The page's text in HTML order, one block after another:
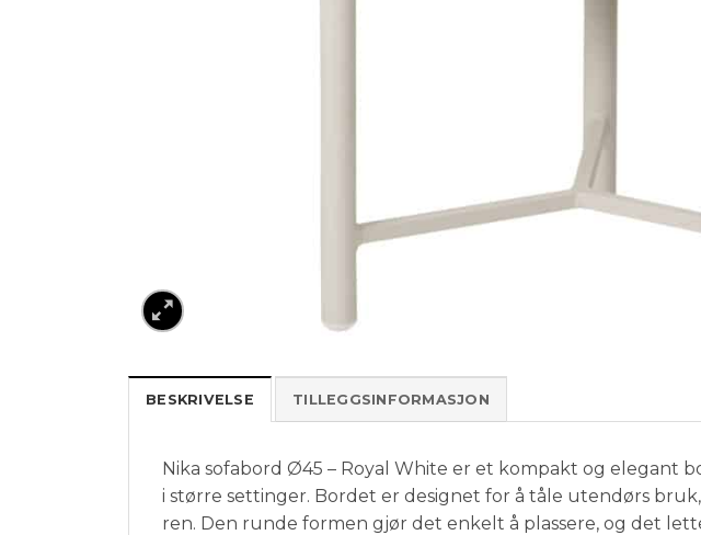
BESKRIVELSE TILLEGGSINFORMASJON
Nika sofabord Ø45 – Royal White er et kompakt og elegant
i større settinger. Bordet er designet for å tåle utendørs
ren. Den runde formen gjør det enkelt å plassere, og det